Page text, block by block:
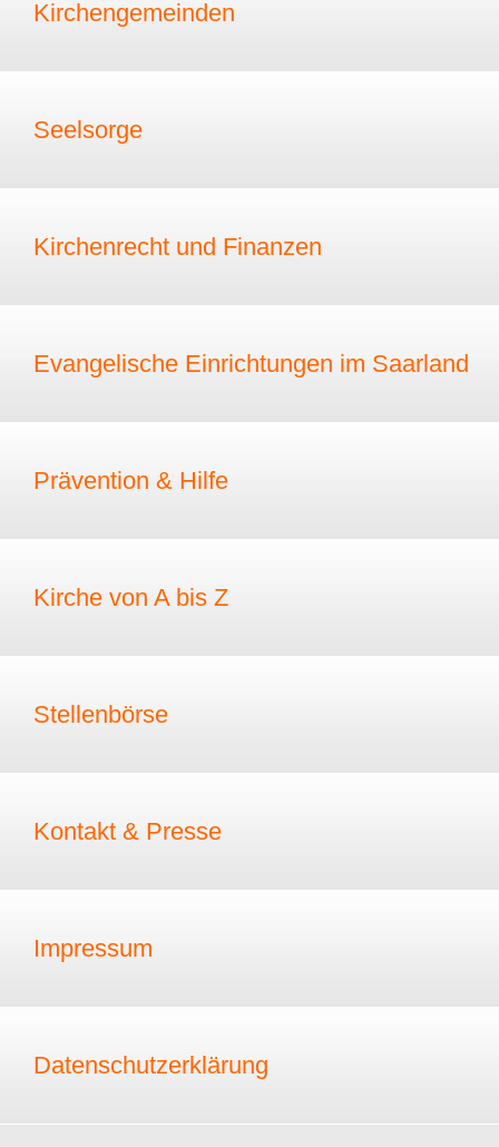
Kirchengemeinden
Seelsorge
Kirchenrecht und Finanzen
Evangelische Einrichtungen im Saarland
Prävention & Hilfe
Kirche von A bis Z
Stellenbörse
Kontakt & Presse
Impressum
Datenschutzerklärung